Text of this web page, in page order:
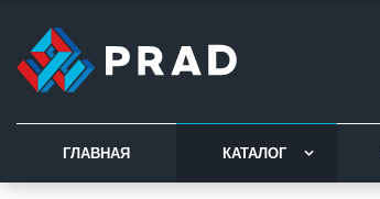
ГЛАВНАЯ КАТАЛОГ